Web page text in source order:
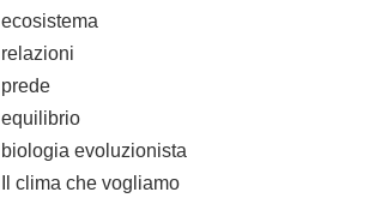
ecosistema
relazioni
prede
equilibrio
biologia evoluzionista
Il clima che vogliamo